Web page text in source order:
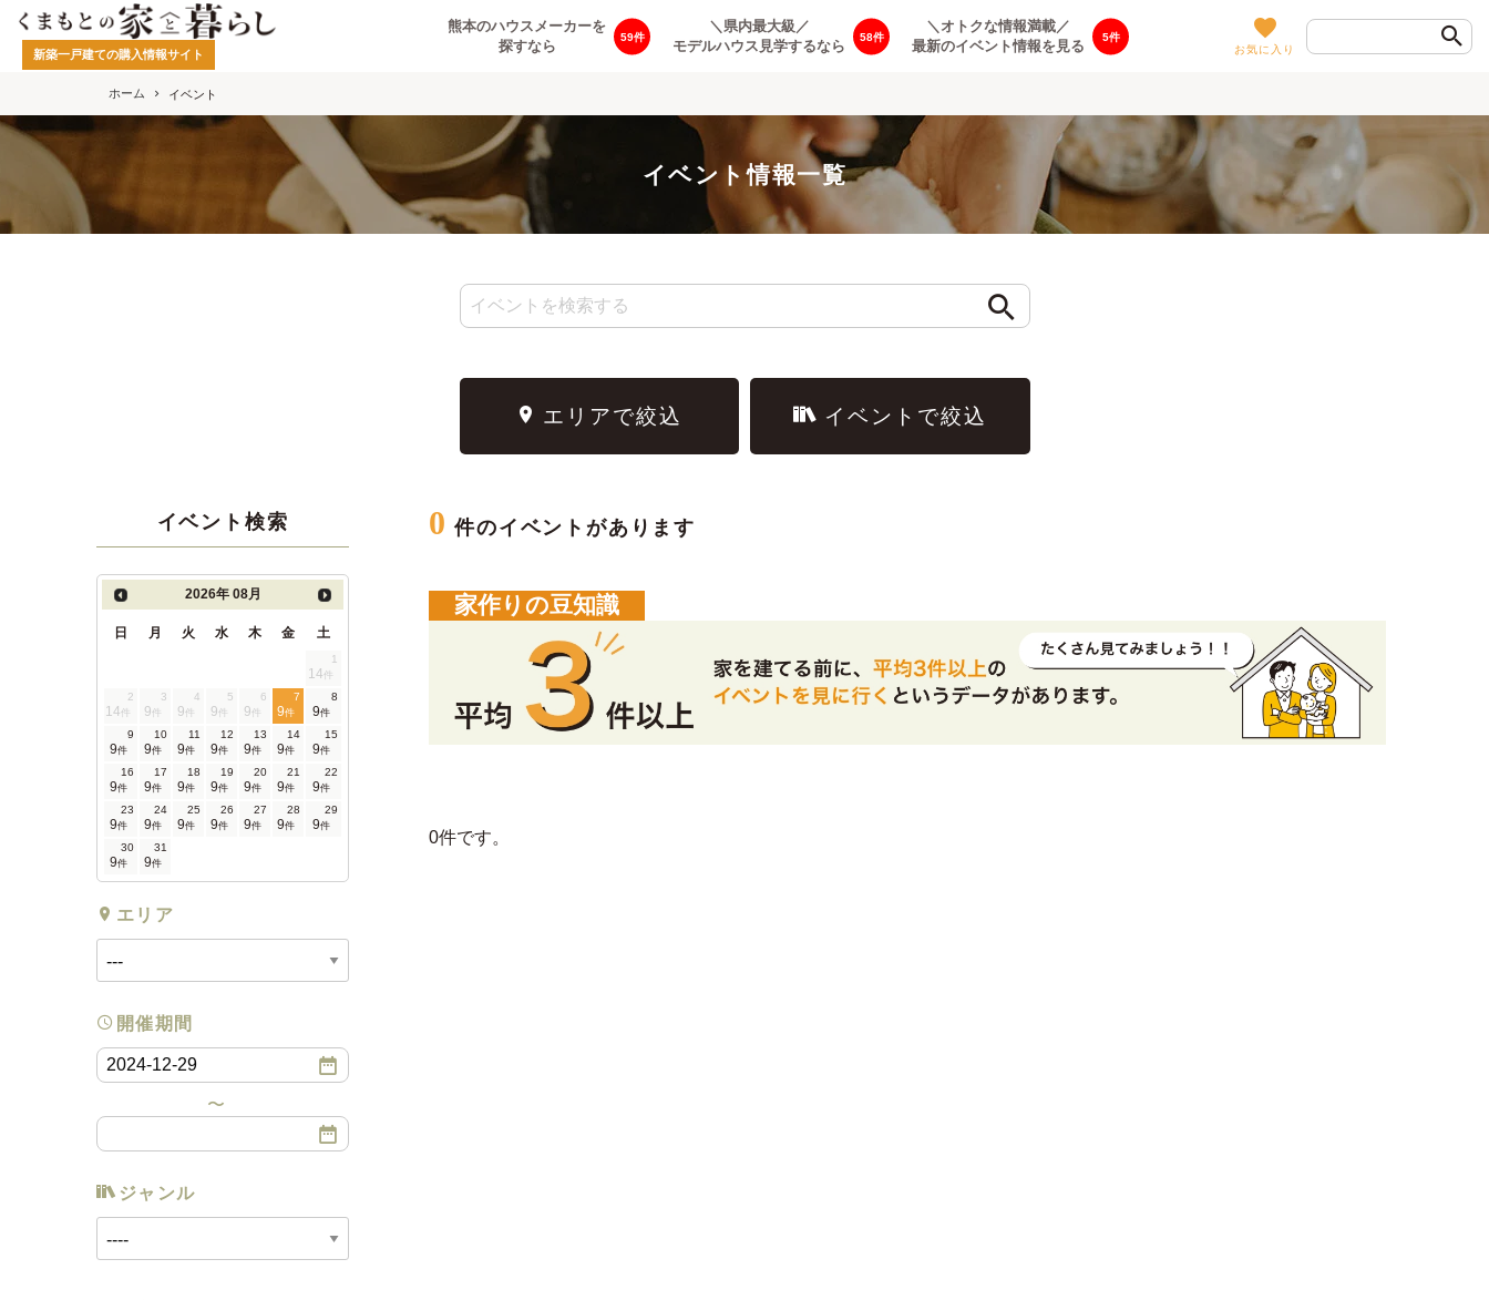
新築一戸建ての購入情報サイト
59
熊本のハウスメーカーを
探すなら
58
＼県内最大級／
モデルハウス見学するなら
5
＼オトクな情報満載／
最新のイベント情報を見る
お気に入り
ホーム イベント
イベント情報一覧
エリアで絞込 イベントで絞込
イベント検索
2026年 08月
日 月 火 水 木 金 土
1
14件
2
14件
3
9件
4
9件
5
9件
6
9件
7
9件
8
9件
9
9件
10
9件
11
9件
12
9件
13
9件
14
9件
15
9件
16
9件
17
9件
18
9件
19
9件
20
9件
21
9件
22
9件
23
9件
24
9件
25
9件
26
9件
27
9件
28
9件
29
9件
30
9件
31
9件
エリア
開催期間
ジャンル
0 件のイベントがあります
家作りの豆知識
0件です。